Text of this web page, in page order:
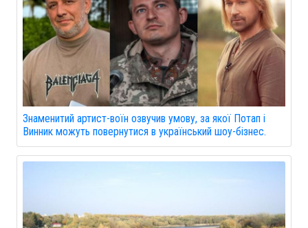
Знаменитий артист-воїн озвучив умову, за якої Потап і
Винник можуть повернутися в український шоу-бізнес.